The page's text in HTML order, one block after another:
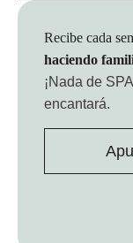
Recibe cada
haciendo
¡Nada de
encantará.